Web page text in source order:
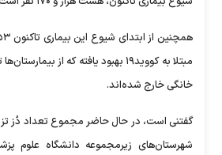
مبتلا به کووید۱۹ بهبود یافته که از
خانگی خارج شده‌اند.
گفتنی است، در حال حاضر مجموع تعداد دُز
شهرستان‌های زیرمجموعه دانشگاه علوم